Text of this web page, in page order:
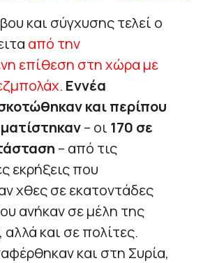
και σύγχυσης τελεί ο
από την
επίθεση στη χώρα με
. Εννέα
και περίπου
– οι 170 σε
– από τις
εκρήξεις που
χθες σε εκατοντάδες
ανήκαν σε μέλη της
και σε πολίτες.
και στη Συρία,